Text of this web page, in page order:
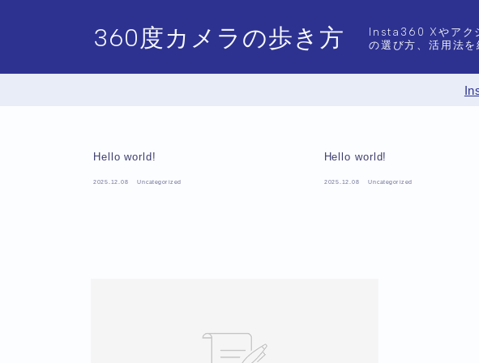
360度カメラの歩き方
Insta360 Xやアク
の選び方、活用法を
Hello world!
2025.12.08 Uncategorized
Hello world!
2025.12.08 Uncategorized